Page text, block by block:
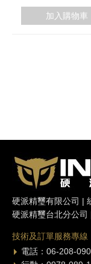
加入購物車
硬派精璽有限公司 |
硬派精璽台北分公
技術及訂單服務專線
電話：06-208-